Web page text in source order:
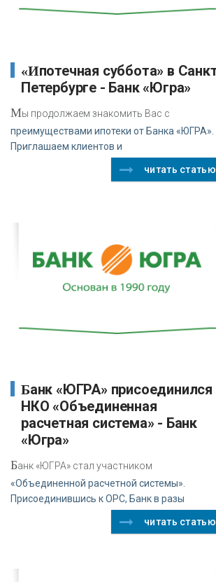
«Ипотечная суббота» в Санкт-
Петербурге - Банк «Югра»
Мы продолжаем знакомить Вас с
преимуществами ипотеки от Банка «ЮГРА».
Приглашаем клиентов и
читать статью
Банк «ЮГРА» присоединился к
НКО «Объединенная
расчетная система» - Банк
«Югра»
Банк «ЮГРА» стал участником
«Объединенной расчетной системы».
Присоединившись к ОРС, Банк в разы
читать статью